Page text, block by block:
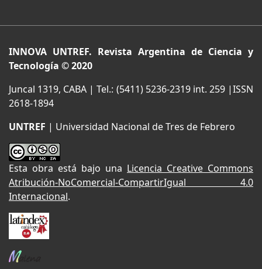
INNOVA UNTREF. Revista Argentina de Ciencia y
Tecnología © 2020
Juncal 1319, CABA | Tel.: (5411) 5236-2319 int. 259 |ISSN
2618-1894
UNTREF | Universidad Nacional de Tres de Febrero
Esta obra está bajo una Licencia Creative Commons
Atribución-NoComercial-CompartirIgual 4.0
Internacional.